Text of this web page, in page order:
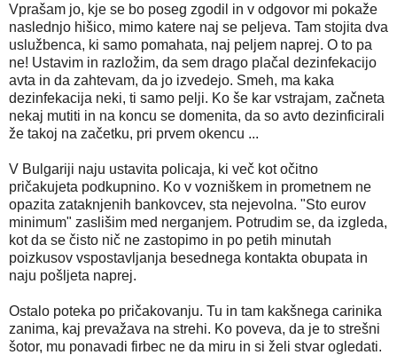
Vprašam jo, kje se bo poseg zgodil in v odgovor mi pokaže
naslednjo hišico, mimo katere naj se peljeva. Tam stojita dva
uslužbenca, ki samo pomahata, naj peljem naprej. O to pa
ne! Ustavim in razložim, da sem drago plačal dezinfekacijo
avta in da zahtevam, da jo izvedejo. Smeh, ma kaka
dezinfekacija neki, ti samo pelji. Ko še kar vstrajam, začneta
nekaj mutiti in na koncu se domenita, da so avto dezinficirali
že takoj na začetku, pri prvem okencu ...
V Bulgariji naju ustavita policaja, ki več kot očitno
pričakujeta podkupnino. Ko v vozniškem in prometnem ne
opazita zataknjenih bankovcev, sta nejevolna. "Sto eurov
minimum" zaslišim med nerganjem. Potrudim se, da izgleda,
kot da se čisto nič ne zastopimo in po petih minutah
poizkusov vspostavljanja besednega kontakta obupata in
naju pošljeta naprej.
Ostalo poteka po pričakovanju. Tu in tam kakšnega carinika
zanima, kaj prevažava na strehi. Ko poveva, da je to strešni
šotor, mu ponavadi firbec ne da miru in si želi stvar ogledati.